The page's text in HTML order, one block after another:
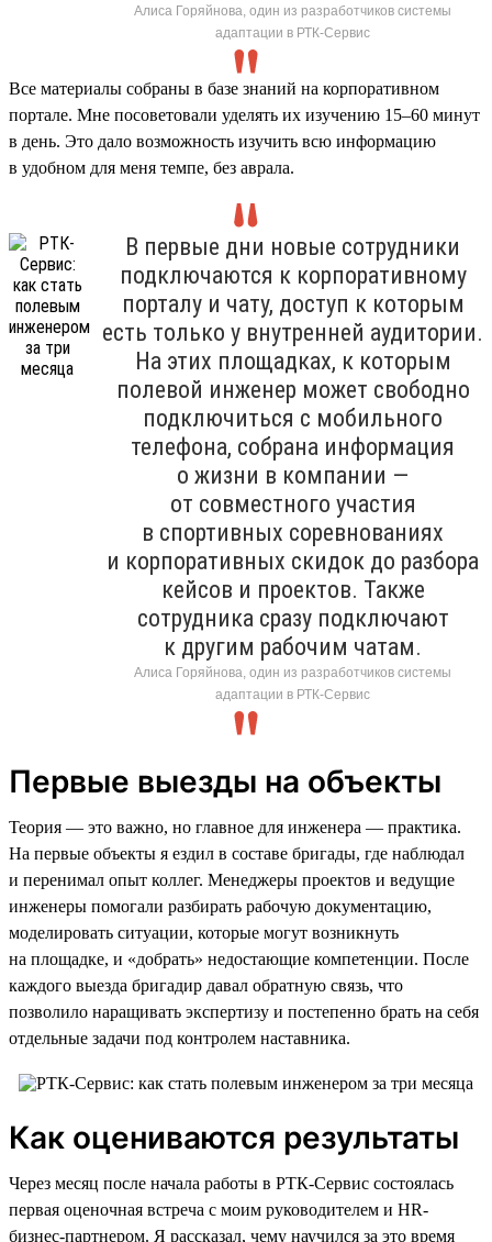
Алиса Горяйнова, один из разработчиков системы
адаптации в РТК-Сервис
Все материалы собраны в базе знаний на корпоративном
портале. Мне посоветовали уделять их изучению 15–60 минут
в день. Это дало возможность изучить всю информацию
в удобном для меня темпе, без аврала.
В первые дни новые сотрудники
подключаются к корпоративному
порталу и чату, доступ к которым
есть только у внутренней аудитории.
На этих площадках, к которым
полевой инженер может свободно
подключиться с мобильного
телефона, собрана информация
о жизни в компании —
от совместного участия
в спортивных соревнованиях
и корпоративных скидок до разбора
кейсов и проектов. Также
сотрудника сразу подключают
к другим рабочим чатам.
Алиса Горяйнова, один из разработчиков системы
адаптации в РТК-Сервис
Первые выезды на объекты
Теория — это важно, но главное для инженера — практика.
На первые объекты я ездил в составе бригады, где наблюдал
и перенимал опыт коллег. Менеджеры проектов и ведущие
инженеры помогали разбирать рабочую документацию,
моделировать ситуации, которые могут возникнуть
на площадке, и «добрать» недостающие компетенции. После
каждого выезда бригадир давал обратную связь, что
позволило наращивать экспертизу и постепенно брать на себя
отдельные задачи под контролем наставника.
Как оцениваются результаты
Через месяц после начала работы в РТК-Сервис состоялась
первая оценочная встреча с моим руководителем и HR-
бизнес-партнером. Я рассказал, чему научился за это время